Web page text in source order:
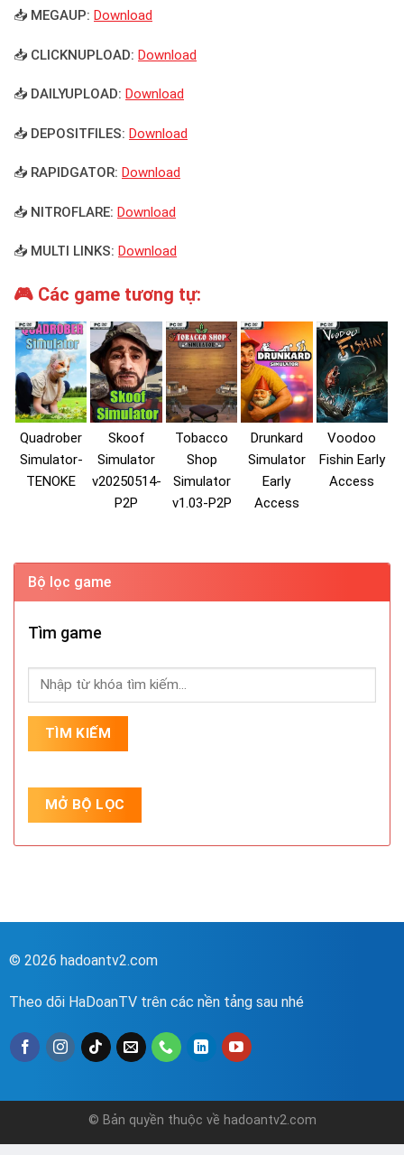
📥 MEGAUP: Download
📥 CLICKNUPLOAD: Download
📥 DAILYUPLOAD: Download
📥 DEPOSITFILES: Download
📥 RAPIDGATOR: Download
📥 NITROFLARE: Download
📥 MULTI LINKS: Download
🎮 Các game tương tự:
Quadrober
Simulator-
TENOKE
Skoof
Simulator
v20250514-
P2P
Tobacco
Shop
Simulator
v1.03-P2P
Drunkard
Simulator
Early
Access
Voodoo
Fishin Early
Access
Bộ lọc game
Tìm game
© 2026 hadoantv2.com
Theo dõi HaDoanTV trên các nền tảng sau nhé
© Bản quyền thuộc về hadoantv2.com